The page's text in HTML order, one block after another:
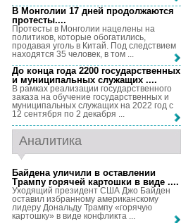
В Монголии 17 дней продолжаются
протесты....
Протесты в Монголии нацелены на
политиков, которые обогатились,
продавая уголь в Китай. Под следствием
находятся 35 человек, в том ...
До конца года 2200 государственных
и муниципальных служащих ....
В рамках реализации государственного
заказа на обучение государственных и
муниципальных служащих на 2022 год с
12 сентября по 2 декабря ...
Аналитика
Байдена уличили в оставлении
Трампу горячей картошки в виде ....
Уходящий президент США Джо Байден
оставил избранному американскому
лидеру Дональду Трампу «горячую
картошку» в виде конфликта ...